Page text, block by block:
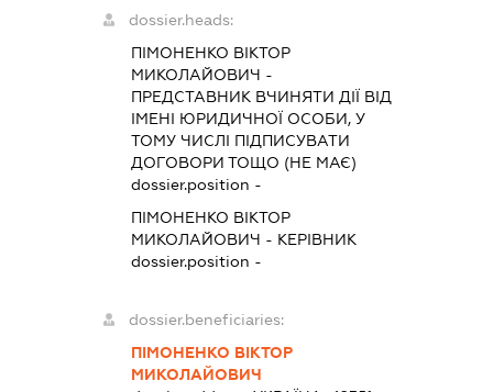
dossier.heads:
ПІМОНЕНКО ВІКТОР
МИКОЛАЙОВИЧ -
ПРЕДСТАВНИК ВЧИНЯТИ ДІЇ ВІД
ІМЕНІ ЮРИДИЧНОЇ ОСОБИ, У
ТОМУ ЧИСЛІ ПІДПИСУВАТИ
ДОГОВОРИ ТОЩО (НЕ МАЄ)
dossier.position -
ПІМОНЕНКО ВІКТОР
МИКОЛАЙОВИЧ - КЕРІВНИК
dossier.position -
dossier.beneficiaries:
ПІМОНЕНКО ВІКТОР
МИКОЛАЙОВИЧ